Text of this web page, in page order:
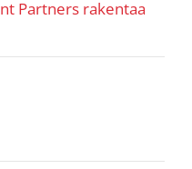
Partners rakentaa